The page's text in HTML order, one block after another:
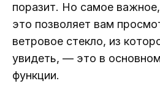
поразит. Но самое
это позволяет вам
ветровое стекло, из
увидеть, — это в
функции.